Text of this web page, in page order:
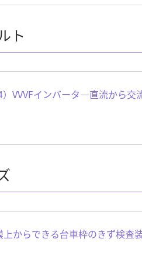
ト
VVVFインバータ—直流から
からできる台車枠のきず検査